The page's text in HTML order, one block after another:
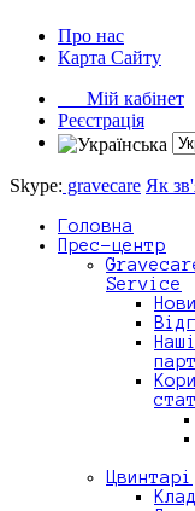
Про нас
Карта Сайту
Мій кабінет
Реєстрація
Skype: gravecare Як
Головна
Прес-центр
Service
Наші
Цвинтарі